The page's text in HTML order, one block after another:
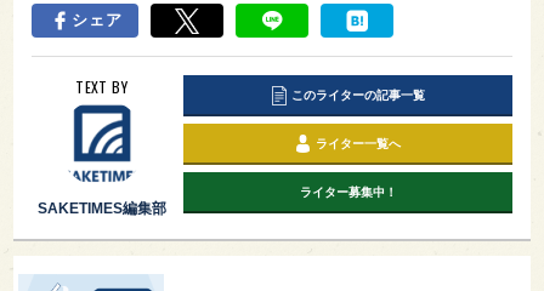
シェア
TEXT BY
SAKETIMES編集部
このライターの記事一覧
ライター一覧へ
ライター募集中！